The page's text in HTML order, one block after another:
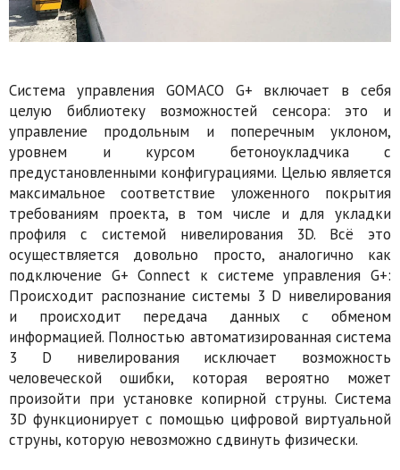
Система управления GOMACO G+ включает в себя
целую библиотеку возможностей сенсора: это и
управление продольным и поперечным уклоном,
уровнем и курсом бетоноукладчика с
предустановленными конфигурациями. Целью является
максимальное соответствие уложенного покрытия
требованиям проекта, в том числе и для укладки
профиля с системой нивелирования 3D. Всё это
осуществляется довольно просто, аналогично как
подключение G+ Connect к системе управления G+:
Происходит распознание системы 3 D нивелирования
и происходит передача данных с обменом
информацией. Полностью автоматизированная система
3 D нивелирования исключает возможность
человеческой ошибки, которая вероятно может
произойти при установке копирной струны. Система
3D функционирует с помощью цифровой виртуальной
струны, которую невозможно сдвинуть физически.